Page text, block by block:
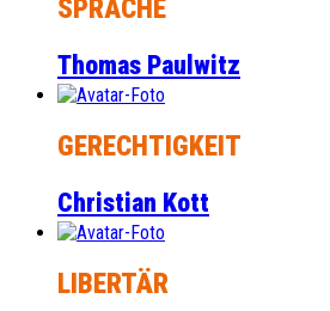
SPRACHE
Thomas Paulwitz
GERECHTIGKEIT
Christian Kott
LIBERTÄR